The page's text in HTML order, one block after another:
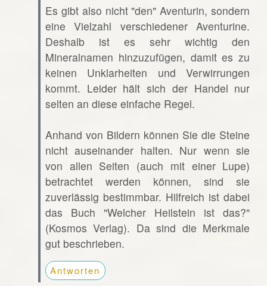
Es gibt also nicht "den" Aventurin, sondern
eine Vielzahl verschiedener Aventurine.
Deshalb ist es sehr wichtig den
Mineralnamen hinzuzufügen, damit es zu
keinen Unklarheiten und Verwirrungen
kommt. Leider hält sich der Handel nur
selten an diese einfache Regel.
Anhand von Bildern können Sie die Steine
nicht auseinander halten. Nur wenn sie
von allen Seiten (auch mit einer Lupe)
betrachtet werden können, sind sie
zuverlässig bestimmbar. Hilfreich ist dabei
das Buch "Welcher Heilstein ist das?"
(Kosmos Verlag). Da sind die Merkmale
gut beschrieben.
Antworten